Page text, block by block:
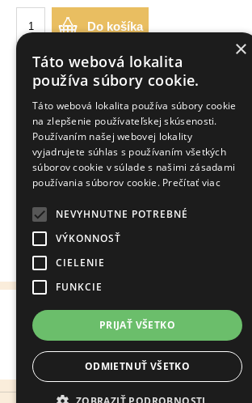
Do košíka
Stielka-vložka detská zimná TRG Kids Winter
Stielka-vložka detská zimná TRG Kids Winter
Ideálna detská stielka, ktorá chráni pred chladom
vlastnostiam polárneho rúna.
Stielka vyrobená z jemného 100%
Spodná vrstva z latexovej peny
Vhodná pre všetky typy obuvi
Vyrobené v Španielsku
Veľkosti EU: 19-34
Info
Doprava a platba
Kontakt
×
Táto webová lokalita
používa súbory cookie.
Táto webová lokalita používa súbory cookie
na zlepšenie používateľskej skúsenosti.
Používaním našej webovej lokality
vyjadrujete súhlas s používaním všetkých
súborov cookie v súlade s našimi zásadami
používania súborov cookie. Prečítať viac
NEVYHNUTNE POTREBNÉ
VÝKONNOSŤ
CIELENIE
FUNKCIE
PRIJAŤ VŠETKO
ODMIETNUŤ VŠETKO